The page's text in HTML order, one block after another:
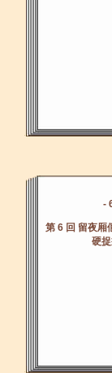
-
第 6 回 留夜厢
硬